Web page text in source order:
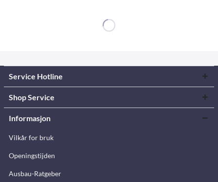
Service Hotline
Shop Service
Informasjon
Vilkår for bruk
Openingstijden
Ausbau-Ratgeber